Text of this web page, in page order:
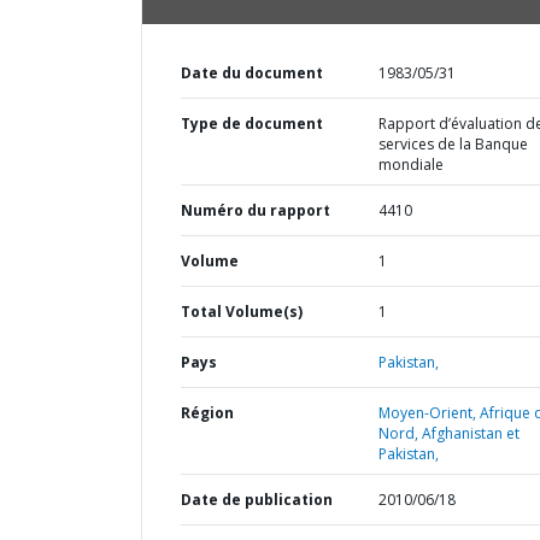
Date du document 1983/05/31
Type de document
Rapport d’évaluation
services de la Banque
mondiale
Numéro du rapport 4410
Volume 1
Total Volume(s) 1
Pays Pakistan,
Région
Moyen-Orient, Afrique
Nord, Afghanistan et
Pakistan,
Date de publication 2010/06/18